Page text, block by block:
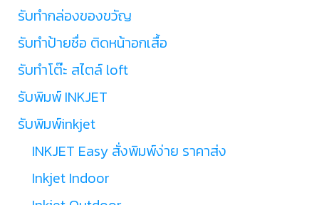
รับทำกล่องของขวัญ
รับทำป้ายชื่อ ติดหน้าอกเสื้อ
รับทำโต๊ะ สไตล์ loft
รับพิมพ์ INKJET
รับพิมพ์inkjet
INKJET Easy สั่งพิมพ์ง่าย ราคาส่ง
Inkjet Indoor